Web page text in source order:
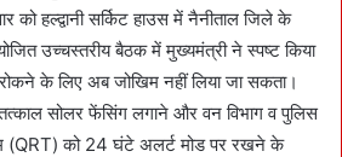
को हल्द्वानी सर्किट हाउस में नैनीताल जिले के
उच्चस्तरीय बैठक में मुख्यमंत्री ने स्पष्ट किया
के लिए अब जोखिम नहीं लिया जा सकता।
सोलर फेंसिंग लगाने और वन विभाग व पुलिस
(QRT) को 24 घंटे अलर्ट मोड पर रखने के